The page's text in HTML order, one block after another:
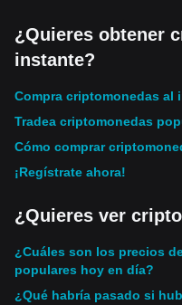
¿Quieres obtener
instante?
Compra criptomonedas al
Tradea criptomonedas
Cómo comprar
¡Regístrate ahora!
¿Quieres ver
¿Cuáles son los precios
populares hoy en día?
¿Qué habría pasado si